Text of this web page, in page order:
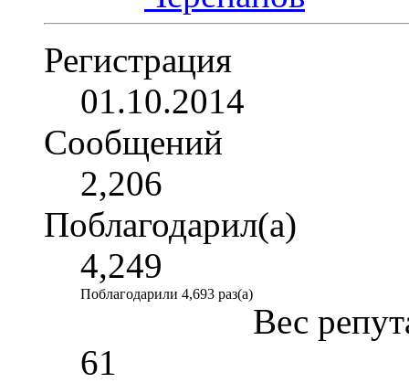
Регистрация
01.10.2014
Сообщений
2,206
Поблагодарил(а)
4,249
Поблагодарили 4,693 раз(а)
Вес
61